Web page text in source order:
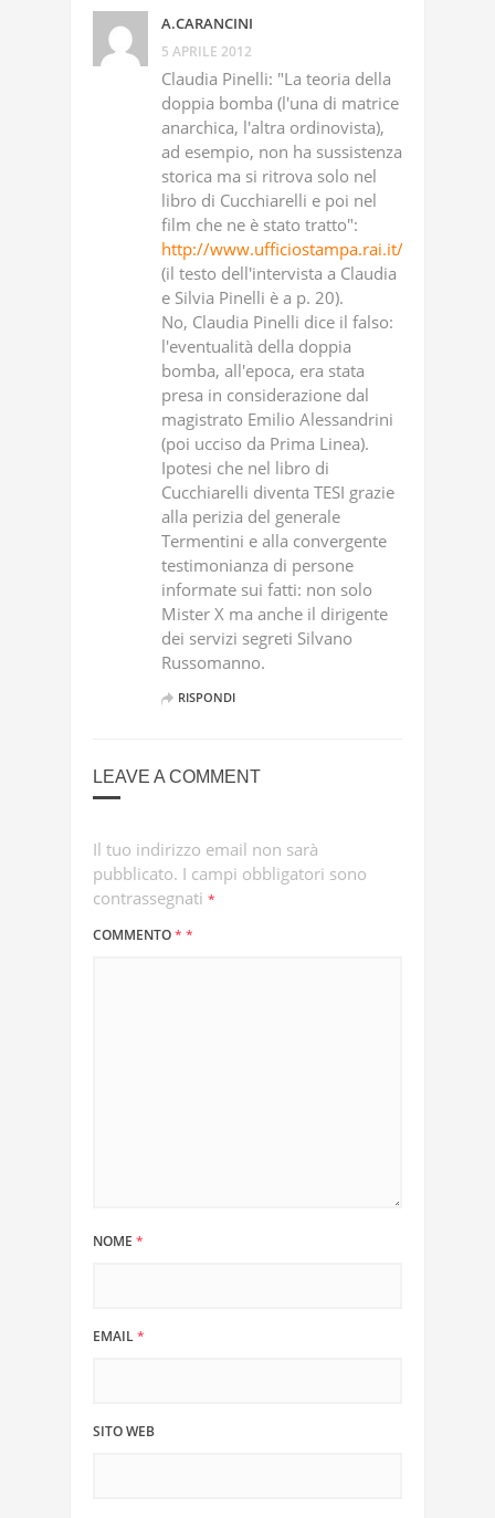
A.CARANCINI
5 APRILE 2012
Claudia Pinelli: "La teoria della
doppia bomba (l'una di matrice
anarchica, l'altra ordinovista),
ad esempio, non ha sussistenza
storica ma si ritrova solo nel
libro di Cucchiarelli e poi nel
film che ne è stato tratto":
http://www.ufficiostampa.rai.it/aree/
(il testo dell'intervista a Claudia
e Silvia Pinelli è a p. 20).
No, Claudia Pinelli dice il falso:
l'eventualità della doppia
bomba, all'epoca, era stata
presa in considerazione dal
magistrato Emilio Alessandrini
(poi ucciso da Prima Linea).
Ipotesi che nel libro di
Cucchiarelli diventa TESI grazie
alla perizia del generale
Termentini e alla convergente
testimonianza di persone
informate sui fatti: non solo
Mister X ma anche il dirigente
dei servizi segreti Silvano
Russomanno.
RISPONDI
LEAVE A COMMENT
Il tuo indirizzo email non sarà
pubblicato. I campi obbligatori sono
contrassegnati *
COMMENTO* *
NOME *
EMAIL*
SITO WEB